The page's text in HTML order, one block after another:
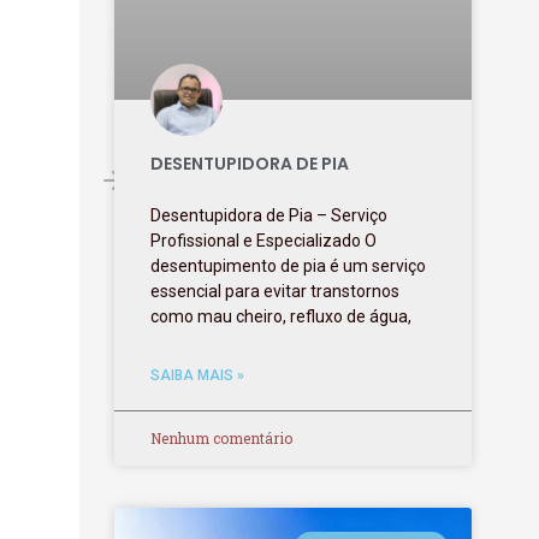
DESENTUPIDORA DE PIA
Desentupidora de Pia – Serviço
Profissional e Especializado O
desentupimento de pia é um serviço
essencial para evitar transtornos
como mau cheiro, refluxo de água,
SAIBA MAIS »
Nenhum comentário